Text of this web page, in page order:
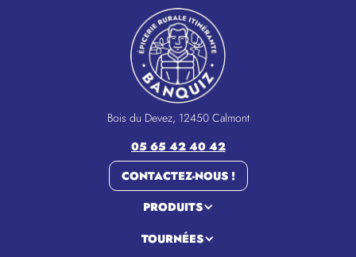
Bois du Devez, 12450 Calmont
05 65 42 40 42
CONTACTEZ-NOUS !
PRODUITS
TOURNÉES